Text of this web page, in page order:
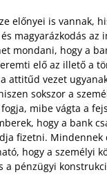
előnyei is vannak,
magyarázkodás az
mondani, hogy a
elő az illető a
attitűd vezet
sokszor a
mibe vágta a
hogy a bank
fizetni. Mindennek
hogy a személyi
a pénzügyi